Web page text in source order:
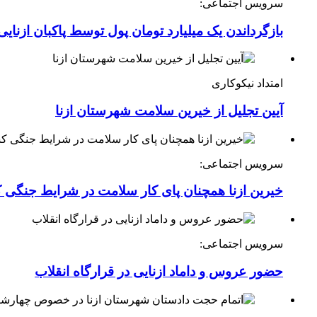
سرویس اجتماعی:
بازگرداندن یک میلیارد تومان پول توسط پاکبان
امتداد نیکوکاری
آیین تجلیل از خیرین سلامت شهرستان ازنا
سرویس اجتماعی:
خیرین ازنا همچنان پای کار سلامت در شرایط
سرویس اجتماعی:
حضور عروس و داماد ازنایی در قرارگاه انقلاب